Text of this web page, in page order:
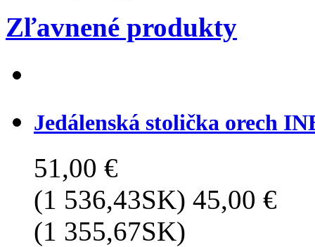
Zľavnené produkty
Jedálenská stolička orech
51,00 €
(1 536,43SK) 45,00 €
(1 355,67SK)